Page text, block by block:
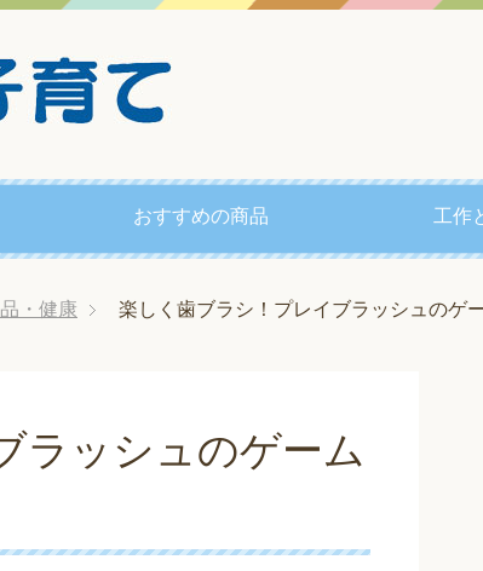
おすすめの商品 工作
・健康 楽しく歯ブラシ！プレイブラッシュのゲ
ラッシュのゲーム